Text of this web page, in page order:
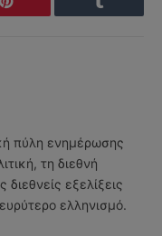
Pinterest Tumblr
πύλη ενημέρωσης
τη διεθνή
εξελίξεις
ελληνισμό.